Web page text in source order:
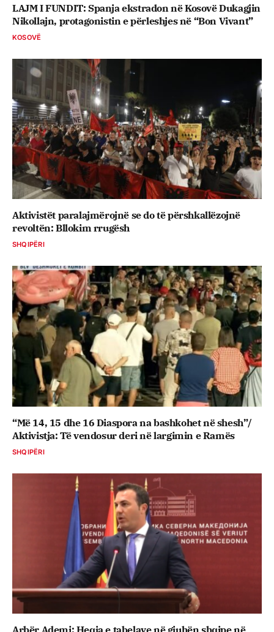
LAJM I FUNDIT: Spanja ekstradon në Kosovë Dukagjin
Nikollajn, protagonistin e përleshjes në “Bon Vivant”
KOSOVË
Aktivistët paralajmërojnë se do të përshkallëzojnë
revoltën: Bllokim rrugësh
SHQIPËRI
“Më 14, 15 dhe 16 Diaspora na bashkohet në shesh”/
Aktivistja: Të vendosur deri në largimin e Ramës
SHQIPËRI
Arbër Ademi: Heqja e tabelave në gjuhën shqipe në